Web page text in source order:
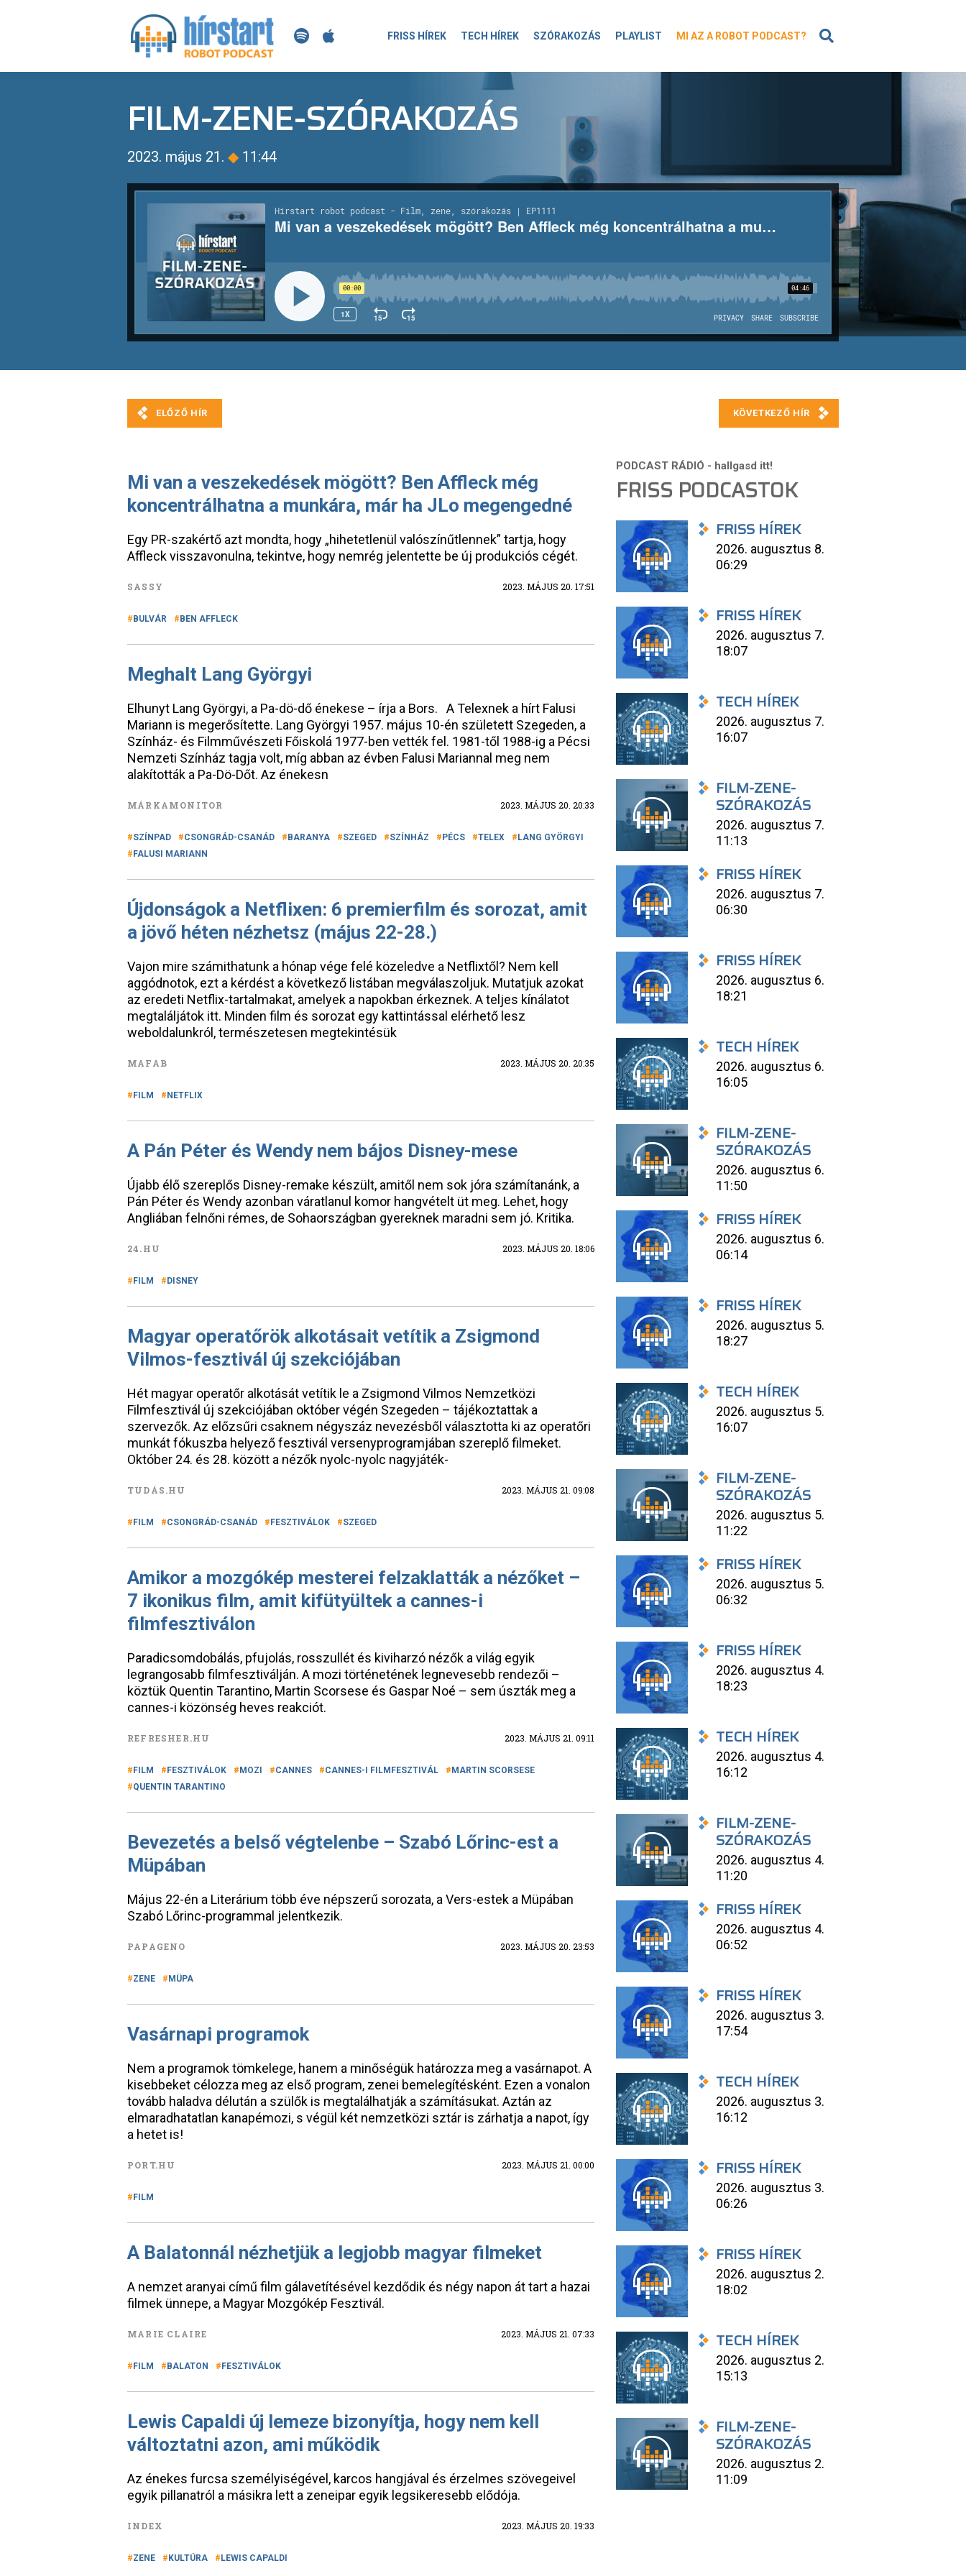
FRISS HÍREK TECH HÍREK SZÓRAKOZÁS PLAYLIST MI AZ A ROBOT PODCAST?
FILM-ZENE-SZÓRAKOZÁS
2023. május 21. ◆ 11:44
Mi van a veszekedések mögött? Ben Affleck még
koncentrálhatna a munkára, már ha JLo megengedné
Egy PR-szakértő azt mondta, hogy „hihetetlenül valószínűtlennek” tartja, hogy
Affleck visszavonulna, tekintve, hogy nemrég jelentette be új produkciós cégét.
SASSY 2023. MÁJUS 20. 17:51
BULVÁR BEN AFFLECK
Meghalt Lang Györgyi
Elhunyt Lang Györgyi, a Pa-dö-dő énekese – írja a Bors. A Telexnek a hírt Falusi
Mariann is megerősítette. Lang Györgyi 1957. május 10-én született Szegeden, a
Színház- és Filmművészeti Főiskolá 1977-ben vették fel. 1981-től 1988-ig a Pécsi
Nemzeti Színház tagja volt, míg abban az évben Falusi Mariannal meg nem
alakították a Pa-Dö-Dőt. Az énekesn
MÁRKAMONITOR 2023. MÁJUS 20. 20:33
SZÍNPAD CSONGRÁD-CSANÁD BARANYA SZEGED SZÍNHÁZ PÉCS TELEX
LANG GYÖRGYI
FALUSI MARIANN
Újdonságok a Netflixen: 6 premierfilm és sorozat, amit
a jövő héten nézhetsz (május 22-28.)
Vajon mire számithatunk a hónap vége felé közeledve a Netflixtől? Nem kell
aggódnotok, ezt a kérdést a következő listában megválaszoljuk. Mutatjuk azokat
az eredeti Netflix-tartalmakat, amelyek a napokban érkeznek. A teljes kínálatot
megtaláljátok itt. Minden film és sorozat egy kattintással elérhető lesz
weboldalunkról, természetesen megtekintésük
MAFAB 2023. MÁJUS 20. 20:35
FILM NETFLIX
A Pán Péter és Wendy nem bájos Disney-mese
Újabb élő szereplős Disney-remake készült, amitől nem sok jóra számítanánk, a
Pán Péter és Wendy azonban váratlanul komor hangvételt üt meg. Lehet, hogy
Angliában felnőni rémes, de Sohaországban gyereknek maradni sem jó. Kritika.
24.HU 2023. MÁJUS 20. 18:06
FILM DISNEY
Magyar operatőrök alkotásait vetítik a Zsigmond
Vilmos-fesztivál új szekciójában
Hét magyar operatőr alkotását vetítik le a Zsigmond Vilmos Nemzetközi
Filmfesztivál új szekciójában október végén Szegeden – tájékoztattak a
szervezők. Az előzsűri csaknem négyszáz nevezésből választotta ki az operatőri
munkát fókuszba helyező fesztivál versenyprogramjában szereplő filmeket.
Október 24. és 28. között a nézők nyolc-nyolc nagyjáték-
TUDÁS.HU 2023. MÁJUS 21. 09:08
FILM CSONGRÁD-CSANÁD FESZTIVÁLOK SZEGED
Amikor a mozgókép mesterei felzaklatták a nézőket –
7 ikonikus film, amit kifütyültek a cannes-i
filmfesztiválon
Paradicsomdobálás, pfujolás, rosszullét és kiviharzó nézők a világ egyik
legrangosabb filmfesztiválján. A mozi történetének legnevesebb rendezői –
köztük Quentin Tarantino, Martin Scorsese és Gaspar Noé – sem úszták meg a
cannes-i közönség heves reakciót.
REFRESHER.HU 2023. MÁJUS 21. 09:11
FILM FESZTIVÁLOK MOZI CANNES CANNES-I FILMFESZTIVÁL
MARTIN SCORSESE
QUENTIN TARANTINO
Bevezetés a belső végtelenbe – Szabó Lőrinc-est a
Müpában
Május 22-én a Literárium több éve népszerű sorozata, a Vers-estek a Müpában
Szabó Lőrinc-programmal jelentkezik.
PAPAGENO 2023. MÁJUS 20. 23:53
ZENE MÜPA
Vasárnapi programok
Nem a programok tömkelege, hanem a minőségük határozza meg a vasárnapot. A
kisebbeket célozza meg az első program, zenei bemelegítésként. Ezen a vonalon
tovább haladva délután a szülők is megtalálhatják a számításukat. Aztán az
elmaradhatatlan kanapémozi, s végül két nemzetközi sztár is zárhatja a napot, így
a hetet is!
PORT.HU 2023. MÁJUS 21. 00:00
FILM
A Balatonnál nézhetjük a legjobb magyar filmeket
A nemzet aranyai című film gálavetítésével kezdődik és négy napon át tart a hazai
filmek ünnepe, a Magyar Mozgókép Fesztivál.
MARIE CLAIRE 2023. MÁJUS 21. 07:33
FILM BALATON FESZTIVÁLOK
Lewis Capaldi új lemeze bizonyítja, hogy nem kell
változtatni azon, ami működik
Az énekes furcsa személyiségével, karcos hangjával és érzelmes szövegeivel
egyik pillanatról a másikra lett a zeneipar egyik legsikeresebb elődója.
INDEX 2023. MÁJUS 20. 19:33
ZENE KULTÚRA LEWIS CAPALDI
FRISS PODCASTOK
FRISS HÍREK
2026. augusztus 8.
06:29
FRISS HÍREK
2026. augusztus 7.
18:07
TECH HÍREK
2026. augusztus 7.
16:07
FILM-ZENE-
SZÓRAKOZÁS
2026. augusztus 7.
11:13
FRISS HÍREK
2026. augusztus 7.
06:30
FRISS HÍREK
2026. augusztus 6.
18:21
TECH HÍREK
2026. augusztus 6.
16:05
FILM-ZENE-
SZÓRAKOZÁS
2026. augusztus 6.
11:50
FRISS HÍREK
2026. augusztus 6.
06:14
FRISS HÍREK
2026. augusztus 5.
18:27
TECH HÍREK
2026. augusztus 5.
16:07
FILM-ZENE-
SZÓRAKOZÁS
2026. augusztus 5.
11:22
FRISS HÍREK
2026. augusztus 5.
06:32
FRISS HÍREK
2026. augusztus 4.
18:23
TECH HÍREK
2026. augusztus 4.
16:12
FILM-ZENE-
SZÓRAKOZÁS
2026. augusztus 4.
11:20
FRISS HÍREK
2026. augusztus 4.
06:52
FRISS HÍREK
2026. augusztus 3.
17:54
TECH HÍREK
2026. augusztus 3.
16:12
FRISS HÍREK
2026. augusztus 3.
06:26
FRISS HÍREK
2026. augusztus 2.
18:02
TECH HÍREK
2026. augusztus 2.
15:13
FILM-ZENE-
SZÓRAKOZÁS
2026. augusztus 2.
11:09